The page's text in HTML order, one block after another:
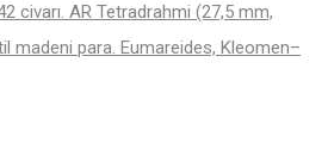
civarı. AR Tetradrahmi (27,5 mm,
madeni para. Eumareides, Kleomen–